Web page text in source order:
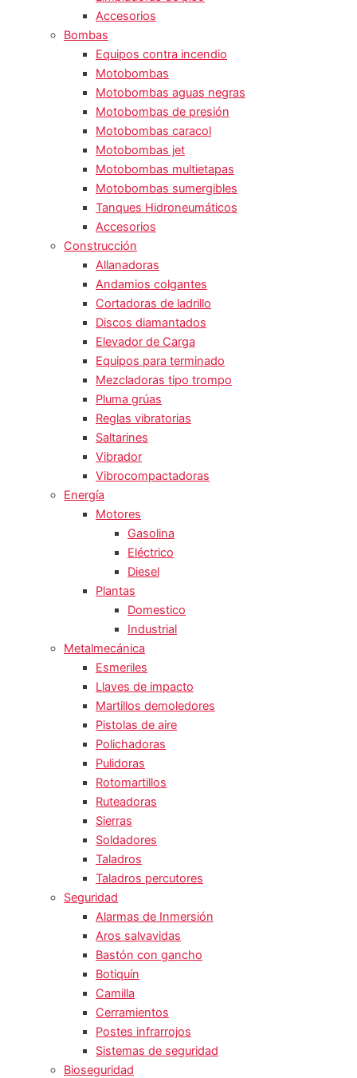
Accesorios
Bombas
Equipos contra incendio
Motobombas
Motobombas aguas negras
Motobombas de presión
Motobombas caracol
Motobombas jet
Motobombas multietapas
Motobombas sumergibles
Tanques Hidroneumáticos
Accesorios
Construcción
Allanadoras
Andamios colgantes
Cortadoras de ladrillo
Discos diamantados
Elevador de Carga
Equipos para terminado
Mezcladoras tipo trompo
Pluma grúas
Reglas vibratorias
Saltarines
Vibrador
Vibrocompactadoras
Energía
Motores
Gasolina
Eléctrico
Diesel
Plantas
Domestico
Industrial
Metalmecánica
Esmeriles
Llaves de impacto
Martillos demoledores
Pistolas de aire
Polichadoras
Pulidoras
Rotomartillos
Ruteadoras
Sierras
Soldadores
Taladros
Taladros percutores
Seguridad
Alarmas de Inmersión
Aros salvavidas
Bastón con gancho
Botiquín
Camilla
Cerramientos
Postes infrarrojos
Sistemas de seguridad
Bioseguridad